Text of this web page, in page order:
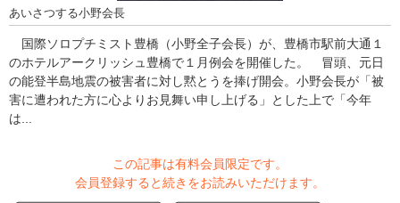
あいさつする小野会長
国際ソロプチミスト豊橋（小野全子会長）が、豊橋市駅前大通１
のホテルアークリッシュ豊橋で１月例会を開催した。 冒頭、元日
の能登半島地震の被害者に対し黙とうを捧げ開会。小野会長が「被
害に遭われた方に心よりお見舞い申し上げる」とした上で「今年
は...
この記事は有料会員限定です。
会員登録すると続きをお読みいただけます。